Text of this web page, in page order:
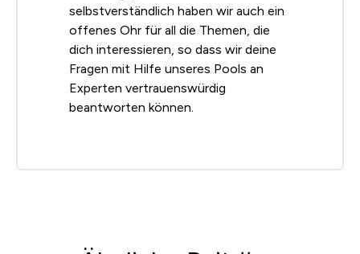
selbstverständlich haben wir auch ein
offenes Ohr für all die Themen, die
dich interessieren, so dass wir deine
Fragen mit Hilfe unseres Pools an
Experten vertrauenswürdig
beantworten können.